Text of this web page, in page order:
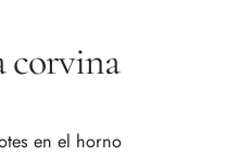
corvina
en el horno